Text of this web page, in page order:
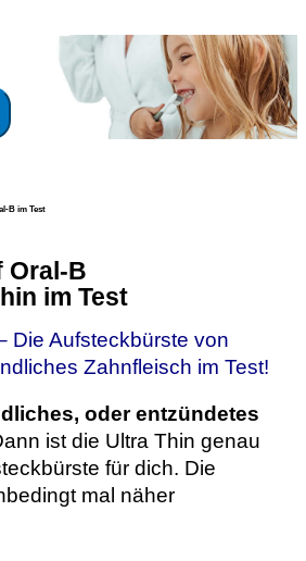
B im Test
Oral-B
im Test
Die Aufsteckbürste von
Zahnfleisch im Test!
oder entzündetes
ist die Ultra Thin genau
für dich. Die
mal näher